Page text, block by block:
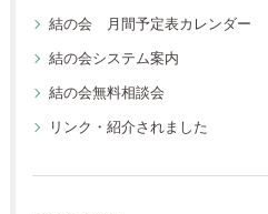
結の会 月間予定表カレンダー
結の会システム案内
結の会無料相談会
リンク・紹介されました